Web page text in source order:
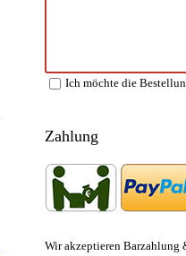
Ich möchte die
Zahlung
Wir akzeptieren Barzahlung